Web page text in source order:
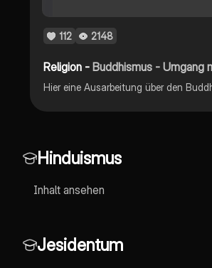
112 2148
Religion -Buddhismus - Umgang
Hinduismus
Inhalt ansehen
Jesidentum